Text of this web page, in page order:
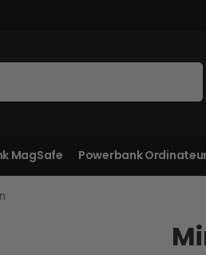
MagSafe Powerbank